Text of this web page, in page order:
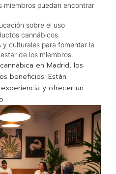
miembros puedan encontrar
sobre el uso
cannábicos.
y culturales para fomentar la
de los miembros.
en Madrid, los
beneficios. Están
y ofrecer un